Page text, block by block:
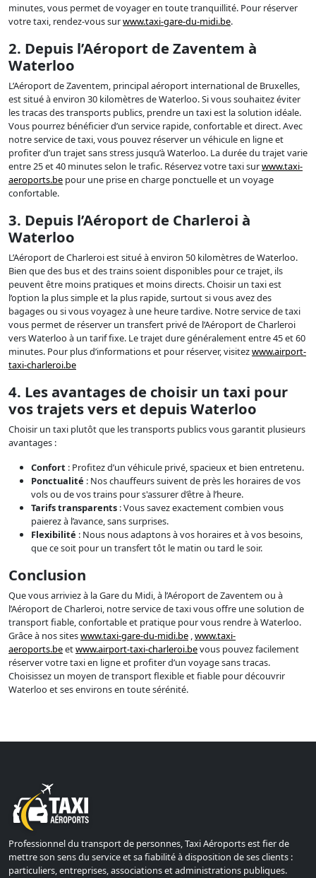
minutes, vous permet de voyager en toute tranquillité. Pour réserver
votre taxi, rendez-vous surwww.taxi-gare-du-midi.be.
2. Depuis l’Aéroport de Zaventem à
Waterloo
L’Aéroport de Zaventem, principal aéroport international de Bruxelles,
est situé à environ 30 kilomètres de Waterloo. Si vous souhaitez éviter
les tracas des transports publics, prendre un taxi est la solution idéale.
Vous pourrez bénéficier d’un service rapide, confortable et direct. Avec
notre service de taxi, vous pouvez réserver un véhicule en ligne et
profiter d’un trajet sans stress jusqu’à Waterloo. La durée du trajet varie
entre 25 et 40 minutes selon le trafic. Réservez votre taxi surwww.taxi-
aeroports.be pour une prise en charge ponctuelle et un voyage
confortable.
3. Depuis l’Aéroport de Charleroi à
Waterloo
L’Aéroport de Charleroi est situé à environ 50 kilomètres de Waterloo.
Bien que des bus et des trains soient disponibles pour ce trajet, ils
peuvent être moins pratiques et moins directs. Choisir un taxi est
l’option la plus simple et la plus rapide, surtout si vous avez des
bagages ou si vous voyagez à une heure tardive. Notre service de taxi
vous permet de réserver un transfert privé de l’Aéroport de Charleroi
vers Waterloo à un tarif fixe. Le trajet dure généralement entre 45 et 60
minutes. Pour plus d’informations et pour réserver, visitezwww.airport-
taxi-charleroi.be
4. Les avantages de choisir un taxi pour
vos trajets vers et depuis Waterloo
Choisir un taxi plutôt que les transports publics vous garantit plusieurs
avantages :
Confort : Profitez d’un véhicule privé, spacieux et bien entretenu.
Ponctualité : Nos chauffeurs suivent de près les horaires de vos
vols ou de vos trains pour s'assurer d’être à l’heure.
Tarifs transparents : Vous savez exactement combien vous
paierez à l’avance, sans surprises.
Flexibilité : Nous nous adaptons à vos horaires et à vos besoins,
que ce soit pour un transfert tôt le matin ou tard le soir.
Conclusion
Que vous arriviez à la Gare du Midi, à l’Aéroport de Zaventem ou à
l’Aéroport de Charleroi, notre service de taxi vous offre une solution de
transport fiable, confortable et pratique pour vous rendre à Waterloo.
Grâce à nos siteswww.taxi-gare-du-midi.be ,www.taxi-
aeroports.beetwww.airport-taxi-charleroi.bevous pouvez facilement
réserver votre taxi en ligne et profiter d’un voyage sans tracas.
Choisissez un moyen de transport flexible et fiable pour découvrir
Waterloo et ses environs en toute sérénité.
Professionnel du transport de personnes, Taxi Aéroports est fier de
mettre son sens du service et sa fiabilité à disposition de ses clients :
particuliers, entreprises, associations et administrations publiques.